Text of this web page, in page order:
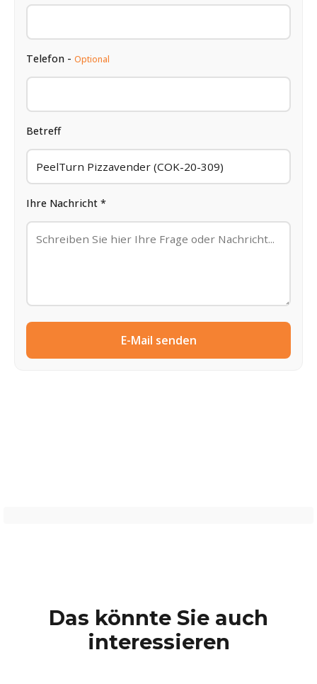
Telefon - Optional
Betreff
Ihre Nachricht *
E-Mail senden
Das könnte Sie auch
interessieren